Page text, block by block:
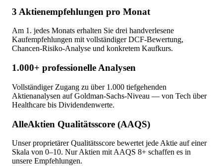
3 Aktienempfehlungen pro Monat
Am 1. jedes Monats erhalten Sie drei handverlesene
Kaufempfehlungen mit vollständiger DCF-Bewertung,
Chancen-Risiko-Analyse und konkretem Kaufkurs.
1.000+ professionelle Analysen
Vollständiger Zugang zu über 1.000 tiefgehenden
Aktienanalysen auf Goldman-Sachs-Niveau — von Tech über
Healthcare bis Dividendenwerte.
AlleAktien Qualitätsscore (AAQS)
Unser proprietärer Qualitätsscore bewertet jede Aktie auf einer
Skala von 0–10. Nur Aktien mit AAQS 8+ schaffen es in
unsere Empfehlungen.